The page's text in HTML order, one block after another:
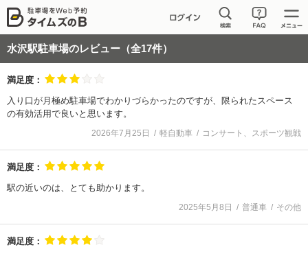
水沢駅駐車場のレビュー（全17件）
満足度：
入り口が月極め駐車場でわかりづらかったのですが、限られたスペース
の有効活用で良いと思います。
2026年7月25日 軽自動車 コンサート、スポーツ観戦
満足度：
駅の近いのは、とても助かります。
2025年5月8日 普通車 その他
満足度：